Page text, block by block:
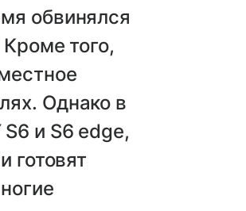
обвинялся
того,
Однако в
и S6 edge,
готовят